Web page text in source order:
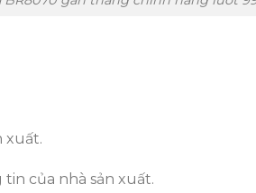
xuất.
của nhà sản xuất.